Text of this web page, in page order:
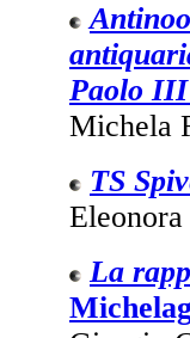
Paolo III
Michela
TS
La